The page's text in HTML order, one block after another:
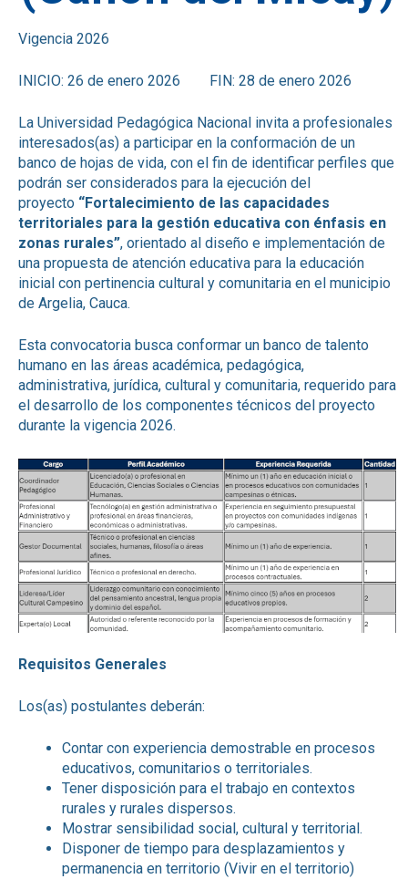
Vigencia 2026
INICIO: 26 de enero 2026 FIN: 28 de enero 2026
La Universidad Pedagógica Nacional invita a profesionales
interesados(as) a participar en la conformación de un
banco de hojas de vida, con el fin de identificar perfiles que
podrán ser considerados para la ejecución del
proyecto “Fortalecimiento de las capacidades
territoriales para la gestión educativa con énfasis en
zonas rurales”, orientado al diseño e implementación de
una propuesta de atención educativa para la educación
inicial con pertinencia cultural y comunitaria en el municipio
de Argelia, Cauca.
Esta convocatoria busca conformar un banco de talento
humano en las áreas académica, pedagógica,
administrativa, jurídica, cultural y comunitaria, requerido para
el desarrollo de los componentes técnicos del proyecto
durante la vigencia 2026.
Requisitos Generales
Los(as) postulantes deberán:
Contar con experiencia demostrable en procesos
educativos, comunitarios o territoriales.
Tener disposición para el trabajo en contextos
rurales y rurales dispersos.
Mostrar sensibilidad social, cultural y territorial.
Disponer de tiempo para desplazamientos y
permanencia en territorio (Vivir en el territorio)